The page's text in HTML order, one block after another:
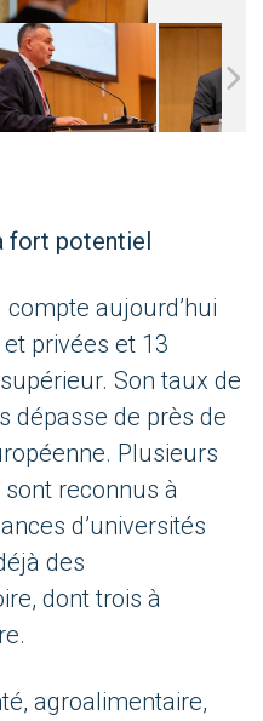
fort potentiel
aujourd’hui
privées et 13
Son taux de
dépasse de près de
Plusieurs
reconnus à
d’universités
des
dont trois à
agroalimentaire,